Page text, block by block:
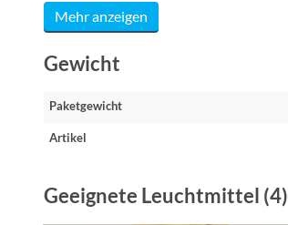
Mehr anzeigen
Gewicht
Paketgewicht
Artikel
Geeignete Leuchtmittel (4)